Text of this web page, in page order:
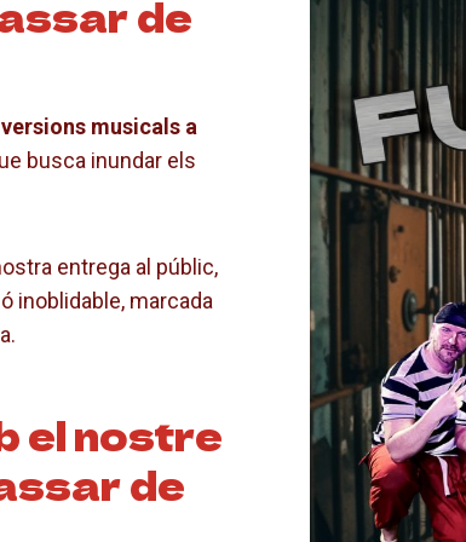
de
musicals a
busca inundar els
entrega al públic,
inoblidable, marcada
el nostre
de